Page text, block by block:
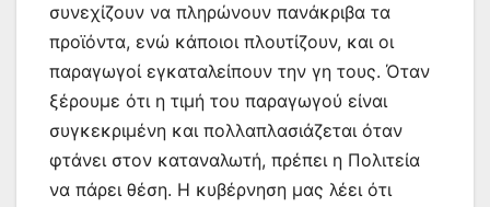
συνεχίζουν να πληρώνουν πανάκριβα τα
προϊόντα, ενώ κάποιοι πλουτίζουν, και οι
παραγωγοί εγκαταλείπουν την γη τους. Όταν
ξέρουμε ότι η τιμή του παραγωγού είναι
συγκεκριμένη και πολλαπλασιάζεται όταν
φτάνει στον καταναλωτή, πρέπει η Πολιτεία
να πάρει θέση. Η κυβέρνηση μας λέει ότι